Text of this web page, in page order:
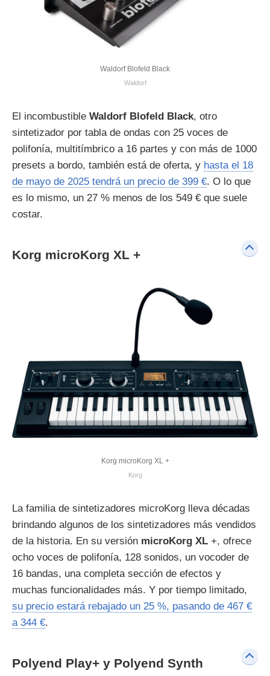
Waldorf Blofeld Black
Waldorf
El incombustible Waldorf Blofeld Black, otro
sintetizador por tabla de ondas con 25 voces de
polifonía, multitímbrico a 16 partes y con más de 1000
presets a bordo, también está de oferta, y hasta el 18
de mayo de 2025 tendrá un precio de 399 €. O lo que
es lo mismo, un 27 % menos de los 549 € que suele
costar.
Korg microKorg XL +
Korg microKorg XL +
Korg
La familia de sintetizadores microKorg lleva décadas
brindando algunos de los sintetizadores más vendidos
de la historia. En su versión microKorg XL +, ofrece
ocho voces de polifonía, 128 sonidos, un vocoder de
16 bandas, una completa sección de efectos y
muchas funcionalidades más. Y por tiempo limitado,
su precio estará rebajado un 25 %, pasando de 467 €
a 344 €.
Polyend Play+ y Polyend Synth